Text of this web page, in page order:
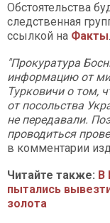
Обстоятельства
следственная
ссылкой на Факты.
"Прокуратура
информацию от
Турковичи о том,
от посольства
не передавали.
проводиться
в комментарии
Читайте также: В
пытались
золота